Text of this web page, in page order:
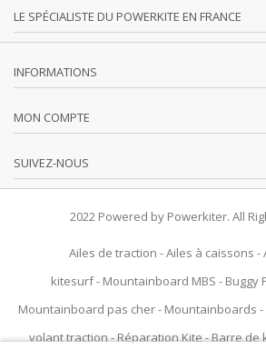
LE SPÉCIALISTE DU POWERKITE EN FRANCE
INFORMATIONS
MON COMPTE
SUIVEZ-NOUS
2022 Powered by Powerkiter. All
Ailes de traction -Ailes à caissons -
kitesurf- Mountainboard MBS - Buggy
Mountainboard pas cher- Mountainboards -
volant traction-Réparation Kite-Barre de